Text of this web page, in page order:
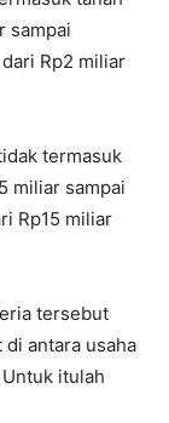
sampai
Rp2 miliar
termasuk
miliar sampai
Rp15 miliar
tersebut
antara usaha
itulah